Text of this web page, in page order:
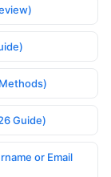
Guide)
or Email